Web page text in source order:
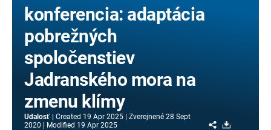
konferencia: adaptácia
pobrežných
spoločenstiev
Jadranského mora na
zmenu klímy
Udalosť Created 19 Apr 2025 Zverejnené 28 Sept
2020
Modified 19 Apr 2025 Share